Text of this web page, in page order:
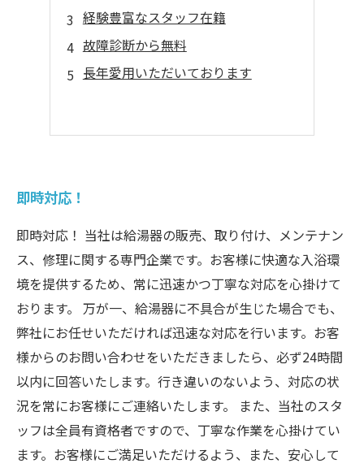
経験豊富なスタッフ在籍
故障診断から無料
長年愛用いただいております
即時対応！
即時対応！ 当社は給湯器の販売、取り付け、メンテナン
ス、修理に関する専門企業です。お客様に快適な入浴環
境を提供するため、常に迅速かつ丁寧な対応を心掛けて
おります。 万が一、給湯器に不具合が生じた場合でも、
弊社にお任せいただければ迅速な対応を行います。お客
様からのお問い合わせをいただきましたら、必ず24時間
以内に回答いたします。行き違いのないよう、対応の状
況を常にお客様にご連絡いたします。 また、当社のスタ
ッフは全員有資格者ですので、丁寧な作業を心掛けてい
ます。お客様にご満足いただけるよう、また、安心して